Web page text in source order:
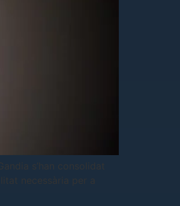
s’han consolidat
necessària per a